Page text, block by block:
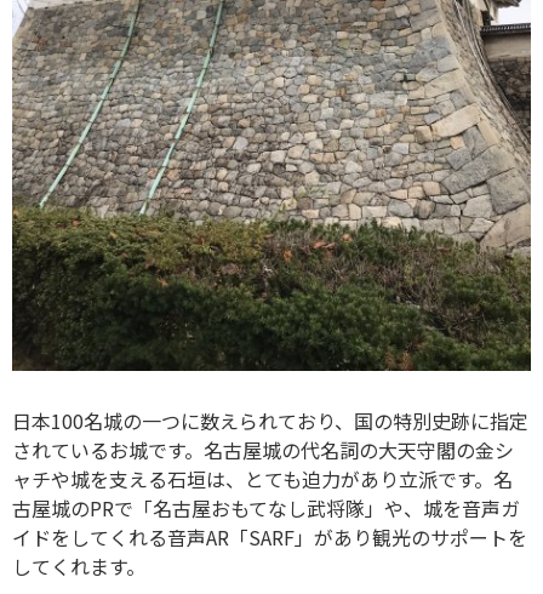
日本100名城の一つに数えられており、国の特別史跡に指定
されているお城です。名古屋城の代名詞の大天守閣の金シ
ャチや城を支える石垣は、とても迫力があり立派です。名
古屋城のPRで「名古屋おもてなし武将隊」や、城を音声ガ
イドをしてくれる音声AR「SARF」があり観光のサポートを
してくれます。